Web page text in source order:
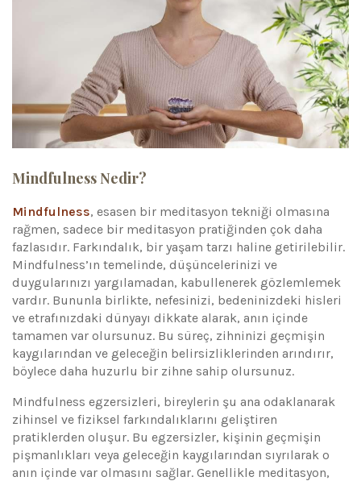
Mindfulness Nedir?
Mindfulness, esasen bir meditasyon tekniği olmasına
rağmen, sadece bir meditasyon pratiğinden çok daha
fazlasıdır. Farkındalık, bir yaşam tarzı haline getirilebilir.
Mindfulness’ın temelinde, düşüncelerinizi ve
duygularınızı yargılamadan, kabullenerek gözlemlemek
vardır. Bununla birlikte, nefesinizi, bedeninizdeki hisleri
ve etrafınızdaki dünyayı dikkate alarak, anın içinde
tamamen var olursunuz. Bu süreç, zihninizi geçmişin
kaygılarından ve geleceğin belirsizliklerinden arındırır,
böylece daha huzurlu bir zihne sahip olursunuz.
Mindfulness egzersizleri, bireylerin şu ana odaklanarak
zihinsel ve fiziksel farkındalıklarını geliştiren
pratiklerden oluşur. Bu egzersizler, kişinin geçmişin
pişmanlıkları veya geleceğin kaygılarından sıyrılarak o
anın içinde var olmasını sağlar. Genellikle meditasyon,